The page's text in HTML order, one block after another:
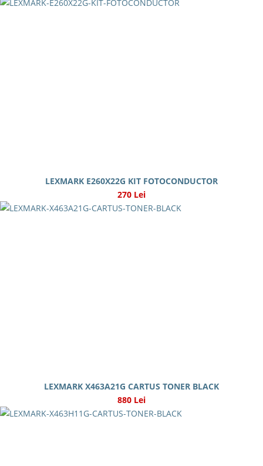
LEXMARK E260X22G KIT FOTOCONDUCTOR
270 Lei
LEXMARK X463A21G CARTUS TONER BLACK
880 Lei